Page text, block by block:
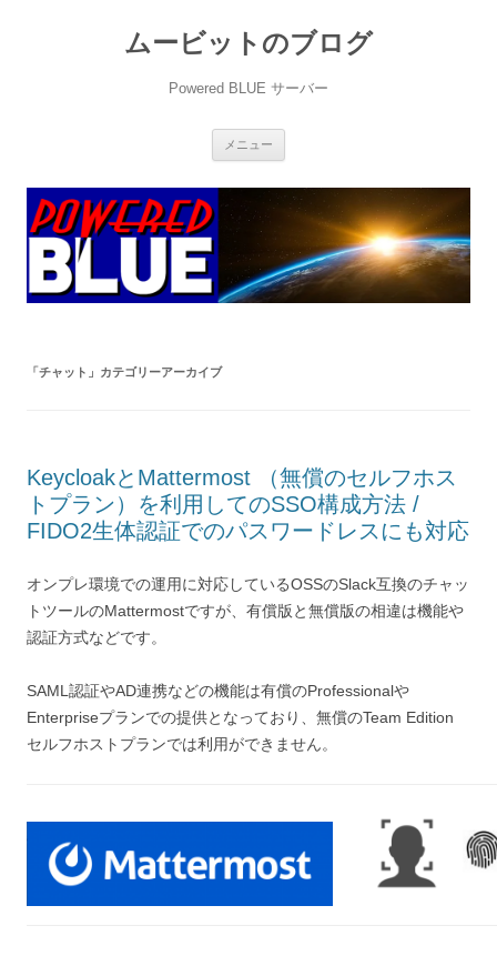
ムービットのブログ
Powered BLUE サーバー
メニュー
ツ
ッ
プ
「チャット 」カテゴリーアーカイブ
KeycloakとMattermost （無償のセルフホス
トプラン）を利用してのSSO構成方法 /
FIDO2生体認証でのパスワードレスにも対応
オンプレ環境での運用に対応しているOSSのSlack互換のチャッ
トツールのMattermostですが、有償版と無償版の相違は機能や
認証方式などです。
SAML認証やAD連携などの機能は有償のProfessionalや
Enterpriseプランでの提供となっており、無償のTeam Edition
セルフホストプランでは利用ができません。